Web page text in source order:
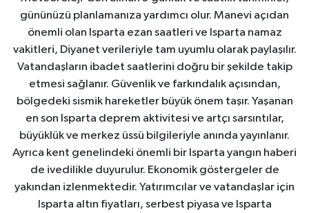
gününüzü planlamanıza yardımcı olur. Manevi açıdan
önemli olan Isparta ezan saatleri ve Isparta namaz
vakitleri, Diyanet verileriyle tam uyumlu olarak paylaşılır.
Vatandaşların ibadet saatlerini doğru bir şekilde takip
etmesi sağlanır. Güvenlik ve farkındalık açısından,
bölgedeki sismik hareketler büyük önem taşır. Yaşanan
en son Isparta deprem aktivitesi ve artçı sarsıntılar,
büyüklük ve merkez üssü bilgileriyle anında yayınlanır.
Ayrıca kent genelindeki önemli bir Isparta yangın haberi
de ivedilikle duyurulur. Ekonomik göstergeler de
yakından izlenmektedir. Yatırımcılar ve vatandaşlar için
Isparta altın fiyatları, serbest piyasa ve Isparta